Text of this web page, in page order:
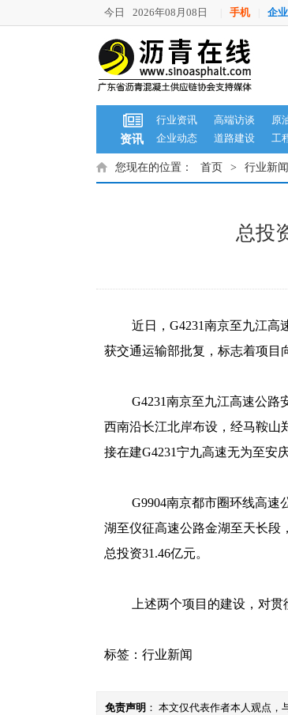
今日 2026年08月08日 手机 企业
资讯
行业资讯 高端访谈
原
企业动态
道路建设 工
您现在的位置： 首页 > 行业新闻
总投
近日，G4231南京至九江高
获交通运输部批复，标志着项目
G4231南京至九江高速公路
西南沿长江北岸布设，经马鞍山
接在建G4231宁九高速无为至安
G9904南京都市圈环线高速
湖至仪征高速公路金湖至天长段
总投资31.46亿元。
上述两个项目的建设，对
标签： 行业新闻
免责声明 ： 本文仅代表作者本人观点